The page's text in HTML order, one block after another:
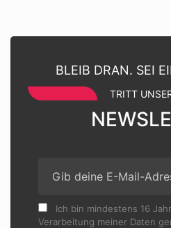
BLEIB DRAN. SEI
TRITT
Ich bin mindestens 16
Verarbeitung meiner Daten